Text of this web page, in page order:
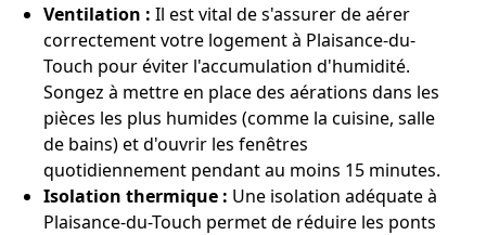
Ventilation : Il est vital de s'assurer de aérer
correctement votre logement à Plaisance-du-
Touch pour éviter l'accumulation d'humidité.
Songez à mettre en place des aérations dans les
pièces les plus humides (comme la cuisine, salle
de bains) et d'ouvrir les fenêtres
quotidiennement pendant au moins 15 minutes.
Isolation thermique : Une isolation adéquate à
Plaisance-du-Touch permet de réduire les ponts